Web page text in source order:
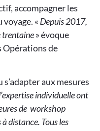
accompagner les
« Depuis 2017,
trentaine» évoque
Opérations de
aux mesures
individuelle ont
de workshop
distance. Tous les